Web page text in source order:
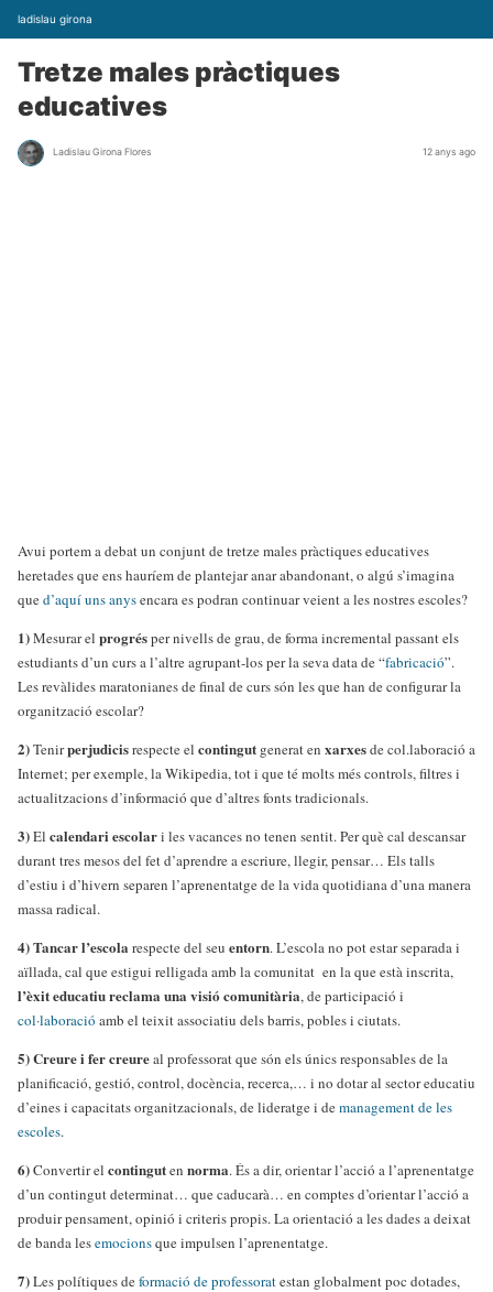
ladislau girona
Tretze males pràctiques
educatives
Ladislau Girona Flores 12 anys ago
Avui portem a debat un conjunt de tretze males pràctiques educatives
heretades que ens hauríem de plantejar anar abandonant, o algú s’imagina
qued’aquí uns anysencara es podran continuar veient a les nostres escoles?
1)Mesurar el progrésper nivells de grau, de forma incremental passant els
estudiants d’un curs a l’altre agrupant-los per la seva data de “fabricació”.
Les revàlides maratonianes de final de curs són les que han de configurar la
organització escolar?
2)Tenirperjudicisrespecte el contingut generat en xarxesde col.laboració a
Internet; per exemple, la Wikipedia, tot i que té molts més controls, filtres i
actualitzacions d’informació que d’altres fonts tradicionals.
3)El calendari escolari les vacances no tenen sentit. Per què cal descansar
durant tres mesos del fet d’aprendre a escriure, llegir, pensar… Els talls
d’estiu i d’hivern separen l’aprenentatge de la vida quotidiana d’una manera
massa radical.
4)Tancar l’escola respecte del seu entorn. L’escola no pot estar separada i
aïllada, cal que estigui relligada amb la comunitat en la que està inscrita,
l’èxit educatiu reclama una visió comunitària, de participació i
col·laboració amb el teixit associatiu dels barris, pobles i ciutats.
5)Creure i fer creureal professorat que són els únics responsables de la
planificació, gestió, control, docència, recerca,… i no dotar al sector educatiu
d’eines i capacitats organitzacionals, de lideratge i demanagement de les
escoles.
6)Convertir el continguten norma. És a dir, orientar l’acció a l’aprenentatge
d’un contingut determinat… que caducarà… en comptes d’orientar l’acció a
produir pensament, opinió i criteris propis. La orientació a les dades a deixat
de banda lesemocionsque impulsen l’aprenentatge.
7)Les polítiques deformació de professoratestan globalment poc dotades,